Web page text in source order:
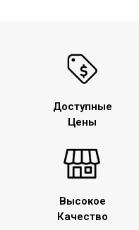
Высокое
Качество
Доступные
Цены